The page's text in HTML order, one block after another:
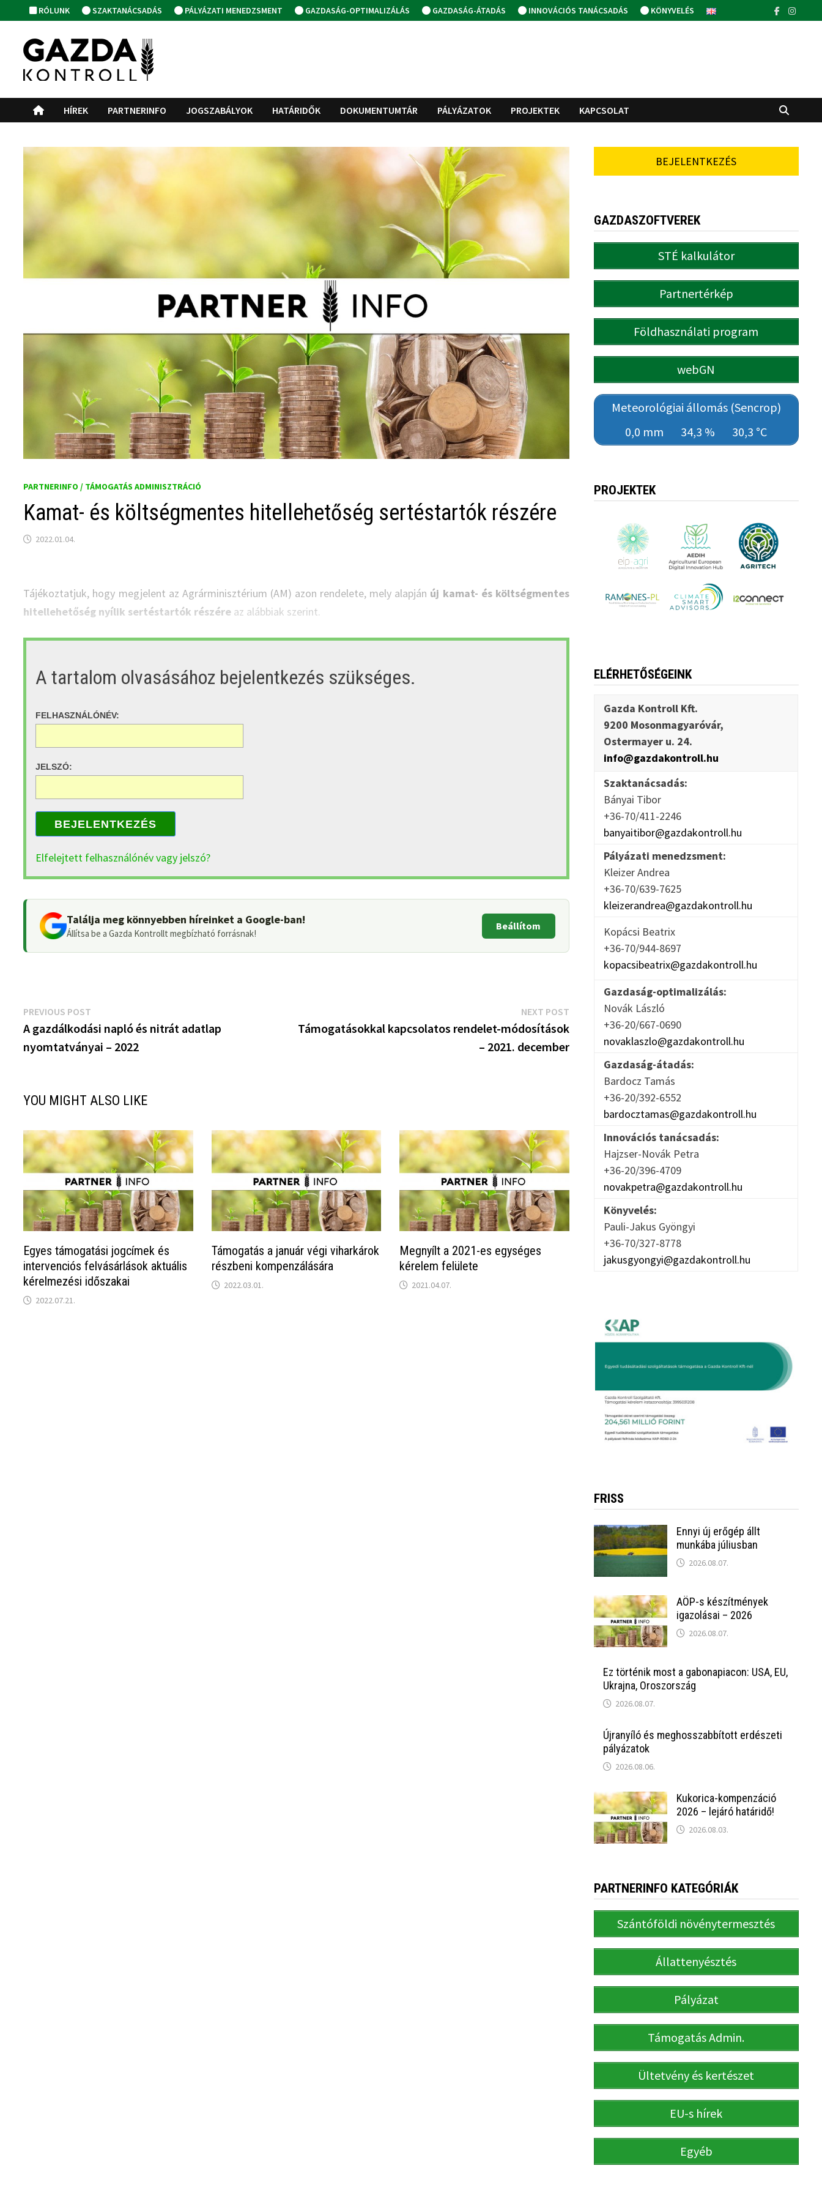
to
content
RÓLUNK SZAKTANÁCSADÁS PÁLYÁZATI MENEDZSMENT GAZDASÁG-OPTIMALIZÁLÁS GAZDASÁG-ÁTADÁS INNOVÁCIÓS TANÁCSADÁS KÖNYVELÉS
HÍREK PARTNERINFO JOGSZABÁLYOK HATÁRIDŐK DOKUMENTUMTÁR PÁLYÁZATOK PROJEKTEK KAPCSOLAT
PARTNERINFO / TÁMOGATÁS ADMINISZTRÁCIÓ
Kamat- és költségmentes hitellehetőség sertéstartók részére
2022.01.04.
Tájékoztatjuk, hogy megjelent az Agrárminisztérium (AM) azon rendelete, mely alapján új kamat- és költségmentes
hitellehetőség nyílik sertéstartók részére az alábbiak szerint.
A tartalom olvasásához bejelentkezés szükséges.
FELHASZNÁLÓNÉV:
JELSZÓ:
BEJELENTKEZÉS
Elfelejtett felhasználónév vagy jelszó?
Találja meg könnyebben híreinket a Google-ban!
Állítsa be a Gazda Kontrollt megbízható forrásnak!
Beállítom
Bejegyzés
navigáció
PREVIOUS POST
post:
A gazdálkodási napló és nitrát adatlap
nyomtatványai – 2022
NEXT POSTNext
post:
Támogatásokkal kapcsolatos rendelet-módosítások
– 2021. december
YOU MIGHT ALSO LIKE
Egyes támogatási jogcímek és
intervenciós felvásárlások aktuális
kérelmezési időszakai
2022.07.21.
Támogatás a január végi viharkárok
részbeni kompenzálására
2022.03.01.
Megnyílt a 2021-es egységes
kérelem felülete
2021.04.07.
BEJELENTKEZÉS
GAZDASZOFTVEREK
STÉ kalkulátor
Partnertérkép
Földhasználati program
webGN
Meteorológiai állomás (Sencrop)
0,0 mm
34,3 % 30,3 °C
PROJEKTEK
ELÉRHETŐSÉGEINK
Gazda Kontroll Kft.
9200 Mosonmagyaróvár,
Ostermayer u. 24.
info@gazdakontroll.hu
Szaktanácsadás:
Bányai Tibor
+36-70/411-2246
banyaitibor@gazdakontroll.hu
Pályázati menedzsment:
Kleizer Andrea
+36-70/639-7625
kleizerandrea@gazdakontroll.hu
Kopácsi Beatrix
+36-70/944-8697
kopacsibeatrix@gazdakontroll.hu
Gazdaság-optimalizálás:
Novák László
+36-20/667-0690
novaklaszlo@gazdakontroll.hu
Gazdaság-átadás:
Bardocz Tamás
+36-20/392-6552
bardocztamas@gazdakontroll.hu
Innovációs tanácsadás:
Hajzser-Novák Petra
+36-20/396-4709
novakpetra@gazdakontroll.hu
Könyvelés:
Pauli-Jakus Gyöngyi
+36-70/327-8778
jakusgyongyi@gazdakontroll.hu
FRISS
Ennyi új erőgép állt
munkába júliusban
2026.08.07.
AÖP-s készítmények
igazolásai – 2026
2026.08.07.
Ez történik most a gabonapiacon: USA, EU,
Ukrajna, Oroszország
2026.08.07.
Újranyíló és meghosszabbított erdészeti
pályázatok
2026.08.06.
Kukorica-kompenzáció
2026 – lejáró határidő!
2026.08.03.
PARTNERINFO KATEGÓRIÁK
Szántóföldi növénytermesztés
Állattenyésztés
Pályázat
Támogatás Admin.
Ültetvény és kertészet
EU-s hírek
Egyéb